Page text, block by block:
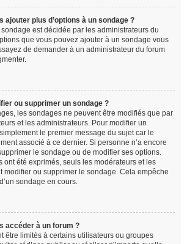
ajouter plus d’options à un sondage ?
sondage est décidée par les administrateurs du
que vous pouvez ajouter à un sondage vous
de demander à un administrateur du forum
ou supprimer un sondage ?
les sondages ne peuvent être modifiés que par
et les administrateurs. Pour modifier un
le premier message du sujet car le
associé à ce dernier. Si personne n’a encore
le sondage ou de modifier ses options.
ont été exprimés, seuls les modérateurs et les
modifier ou supprimer le sondage. Cela empêche
sondage en cours.
accéder à un forum ?
être limités à certains utilisateurs ou groupes